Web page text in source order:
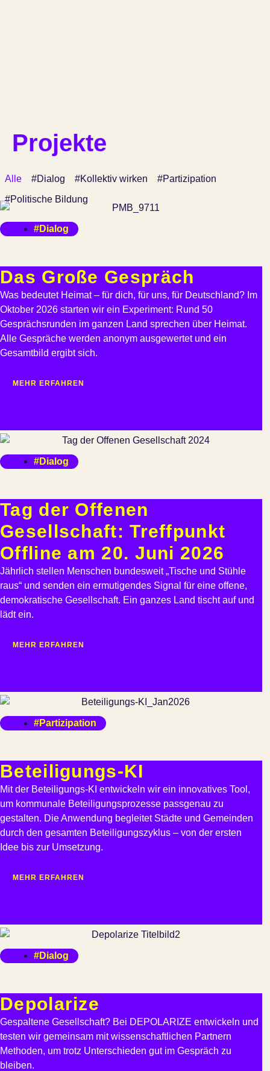
Projekte
#Dialog #Kollektiv wirken
#Partizipation
#Politische Bildung
Alle
#Dialog
Das Große Gespräch
Was bedeutet Heimat – für dich, für uns, für Deutschland? Im
Oktober 2026 starten wir ein Experiment: Rund 50
Gesprächsrunden im ganzen Land sprechen über Heimat.
Alle Gespräche werden anonym ausgewertet und ein
Gesamtbild ergibt sich.
MEHR ERFAHREN
#Dialog
Tag der Offenen
Gesellschaft: Treffpunkt
Offline am 20. Juni 2026
Jährlich stellen Menschen bundesweit „Tische und Stühle
raus“ und senden ein ermutigendes Signal für eine offene,
demokratische Gesellschaft. Ein ganzes Land tischt auf und
lädt ein.
MEHR ERFAHREN
#Partizipation
Beteiligungs-KI
Mit der Beteiligungs-KI entwickeln wir ein innovatives Tool,
um kommunale Beteiligungsprozesse passgenau zu
gestalten. Die Anwendung begleitet Städte und Gemeinden
durch den gesamten Beteiligungszyklus – von der ersten
Idee bis zur Umsetzung.
MEHR ERFAHREN
#Dialog
Depolarize
Gespaltene Gesellschaft? Bei DEPOLARIZE entwickeln und
testen wir gemeinsam mit wissenschaftlichen Partnern
Methoden, um trotz Unterschieden gut im Gespräch zu
bleiben.